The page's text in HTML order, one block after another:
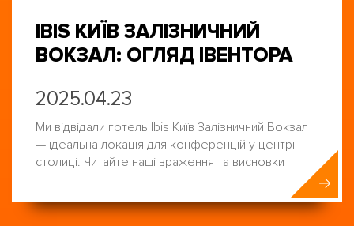
IBIS КИЇВ ЗАЛІЗНИЧНИЙ
ВОКЗАЛ: ОГЛЯД ІВЕНТОРА
2025.04.23
Ми відвідали готель Ibis Київ Залізничний Вокзал
— ідеальна локація для конференцій у центрі
столиці. Читайте наші враження та висновки